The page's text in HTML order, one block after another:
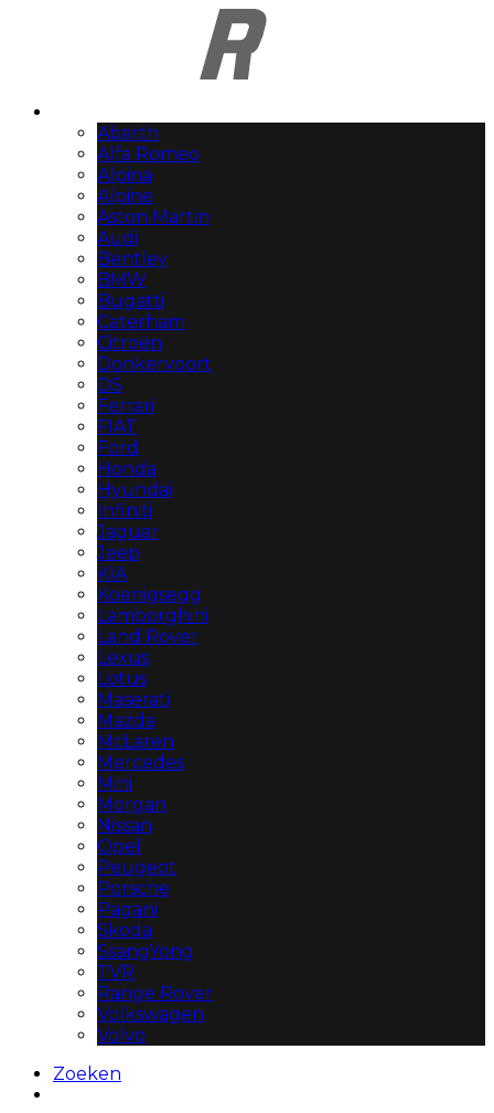
Abarth
Alfa Romeo
Alpina
Alpine
Aston Martin
Audi
Bentley
BMW
Bugatti
Caterham
Citroën
Donkervoort
DS
Ferrari
FIAT
Ford
Honda
Hyundai
Infiniti
Jaguar
Jeep
KIA
Koenigsegg
Lamborghini
Land Rover
Lexus
Lotus
Maserati
Mazda
McLaren
Mercedes
Mini
Morgan
Nissan
Opel
Peugeot
Porsche
Pagani
Skoda
SsangYong
TVR
Range Rover
Volkswagen
Volvo
Zoeken